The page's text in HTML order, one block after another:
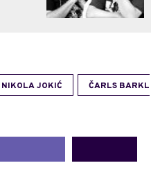
NIKOLA JOKIĆ ČARLS